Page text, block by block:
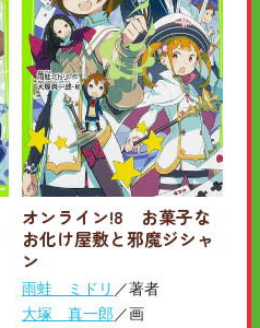
オンライン!8 お菓子な
お化け屋敷と邪魔ジシャ
ン
雨蛙 ミドリ ／著者
大塚 真一郎 ／画